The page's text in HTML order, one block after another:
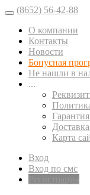
(8652) 56-42-88
О компании
Контакты
Новости
Бонусная
Не нашли в
...
Карта
Вход
Вход по смс